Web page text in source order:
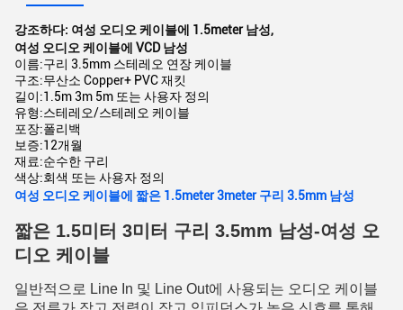
강조하다: 여성 오디오 케이블에 1.5meter 남성,
여성 오디오 케이블에 VCD 남성
이름:구리 3.5mm 스테레오 연장 케이블
구조:무산소 Copper+ PVC 재킷
길이:1.5m 3m 5m 또는 사용자 정의
유형:스테레오/스테레오 케이블
포장:폴리백
보증:12개월
재료:순수한 구리
색상:회색 또는 사용자 정의
여성 오디오 케이블에 짧은 1.5meter 3meter 구리 3.5mm 남성
짧은 1.5미터 3미터 구리 3.5mm 남성-여성 오
디오 케이블
일반적으로 Line In 및 Line Out에 사용되는 오디오 케이블